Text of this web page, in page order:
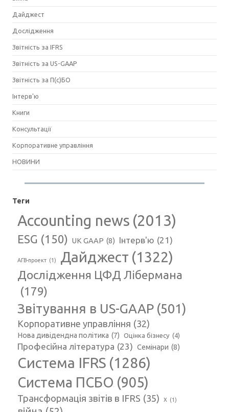
Дайджест
Дослідження
Звітність за IFRS
Звітність за US-GAAP
Звітність за П(с)БО
Інтерв'ю
Книги
Консультації
Корпоративне управління
НОВИНИ
Теги
Accounting news (2013)
ESG (150) UK GAAP (8) Інтерв'ю (21)
АГВ-проект (1) Дайджест (1322)
Дослідження ЦФД Лібермана
(179)
Звітування в US-GAAP (501)
Корпоративне управління (32)
Нова дивідендна політика (7) Оцінка бізнесу (4)
Професійна література (23) Семінари (8)
Система IFRS (1286)
Система ПСБО (905)
Трансформація звітів в IFRS (35) Х (1)